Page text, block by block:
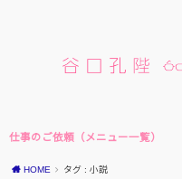
仕事のご依頼（メニュー一覧）
HOME タグ : 小説